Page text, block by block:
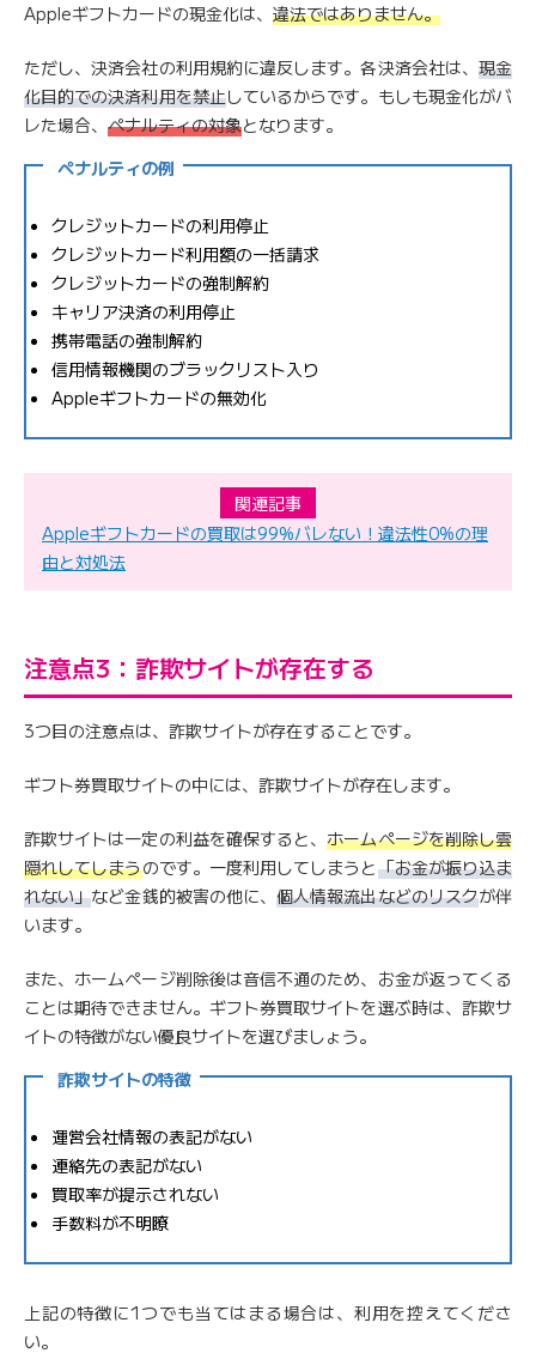
Appleギフトカードの現金化は、 違法ではありません。
ただし、決済会社の利用規約に違反します。各決済会社は、 現金
化目的での決済利用を禁止しているからです。もしも現金化がバ
レた場合、 ペナルティの対象となります。
ペナルティの例
クレジットカードの利用停止
クレジットカード利用額の一括請求
クレジットカードの強制解約
キャリア決済の利用停止
携帯電話の強制解約
信用情報機関のブラックリスト入り
Appleギフトカードの無効化
関連記事
Appleギフトカードの買取は99%バレない！違法性0%の理
由と対処法
注意点3：詐欺サイトが存在する
3つ目の注意点は、詐欺サイトが存在することです。
ギフト券買取サイトの中には、詐欺サイトが存在します。
詐欺サイトは一定の利益を確保すると、ホームページを削除し雲
隠れしてしまうのです。一度利用してしまうと「お金が振り込ま
れない」など金銭的被害の他に、個人情報流出などのリスクが伴
います。
また、ホームページ削除後は音信不通のため、お金が返ってくる
ことは期待できません。ギフト券買取サイトを選ぶ時は、詐欺サ
イトの特徴がない優良サイトを選びましょう。
詐欺サイトの特徴
運営会社情報の表記がない
連絡先の表記がない
買取率が提示されない
手数料が不明瞭
上記の特徴に1つでも当てはまる場合は、利用を控えてくださ
い。